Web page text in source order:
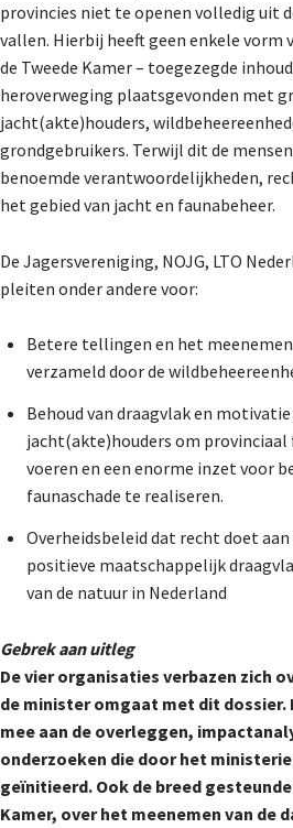
provincies niet te openen volledig uit
vallen. Hierbij heeft geen enkele vorm
de Tweede Kamer – toegezegde
heroverweging plaatsgevonden met
jacht(akte)houders,
grondgebruikers. Terwijl dit de
benoemde verantwoordelijkheden,
het gebied van jacht en faunabeheer.
De Jagersvereniging, NOJG, LTO
pleiten onder andere voor:
Betere tellingen en het meenemen
verzameld door de
Behoud van draagvlak en
jacht(akte)houders om
voeren en een enorme inzet voor
faunaschade te realiseren.
Overheidsbeleid dat recht doet
positieve maatschappelijk
van de natuur in Nederland
Gebrek aan uitleg
De vier organisaties verbazen zich
de minister omgaat met dit dossier.
mee aan de overleggen,
onderzoeken die door het ministerie
geïnitieerd. Ook de breed
Kamer, over het meenemen van de